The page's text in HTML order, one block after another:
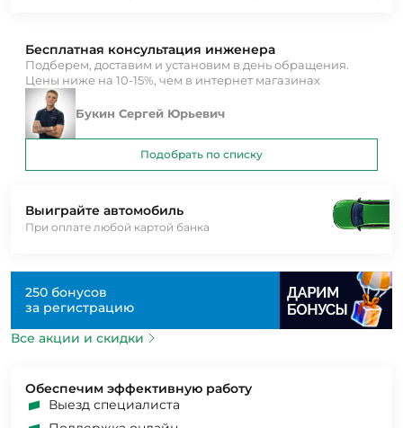
Выиграйте автомобиль
При оплате любой картой банка
250 бонусов
за регистрацию
Все акции и скидки
Обеспечим эффективную работу
Выезд специалиста
Бесплатная консультация инженера
Подберем, доставим и установим в день обращения.
Цены ниже на 10-15%, чем в интернет магазинах
Букин Сергей Юрьевич
Подобрать по списку